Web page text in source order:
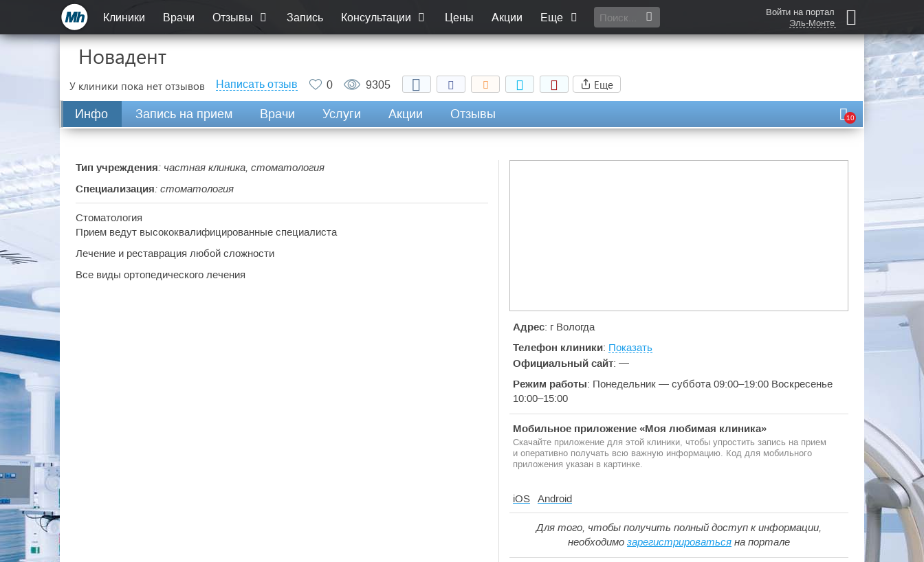
Клиники Врачи Отзывы Запись Консультации Цены Акции Еще
Войти на портал
Эль-Монте
Новадент
У клиники пока нет отзывов Написать отзыв 0 9305 Еще
Инфо Запись на прием Врачи Услуги Акции Отзывы 10
Адрес: г Вологда
Телефон клиники: Показать
Официальный сайт: —
Режим работы: Понедельник — суббота 09:00–19:00 Воскресенье
10:00–15:00
Мобильное приложение «Моя любимая клиника»
Скачайте приложение для этой клиники, чтобы упростить запись на прием
и оперативно получать всю важную информацию. Код для мобильного
приложения указан в картинке.
iOS Android
Для того, чтобы получить полный доступ к информации,
необходимо зарегистрироваться на портале
Тип учреждения: частная клиника, стоматология
Специализация: стоматология
Стоматология
Прием ведут высококвалифицированные специалиста
Лечение и реставрация любой сложности
Все виды ортопедического лечения